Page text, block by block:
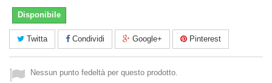
Disponibile
Twitta Condividi Google+ Pinterest
Nessun punto fedeltà per questo prodotto.